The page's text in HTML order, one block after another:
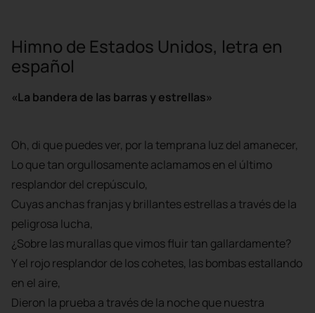
Himno de Estados Unidos, letra en
español
«La bandera de las barras y estrellas»
Oh, di que puedes ver, por la temprana luz del amanecer,
Lo que tan orgullosamente aclamamos en el último
resplandor del crepúsculo,
Cuyas anchas franjas y brillantes estrellas a través de la
peligrosa lucha,
¿Sobre las murallas que vimos fluir tan gallardamente?
Y el rojo resplandor de los cohetes, las bombas estallando
en el aire,
Dieron la prueba a través de la noche que nuestra